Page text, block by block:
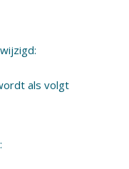
als volgt